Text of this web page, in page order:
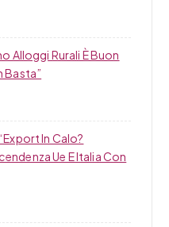
Alloggi Rurali È Buon
Basta”
In Calo?
Ue E Italia Con